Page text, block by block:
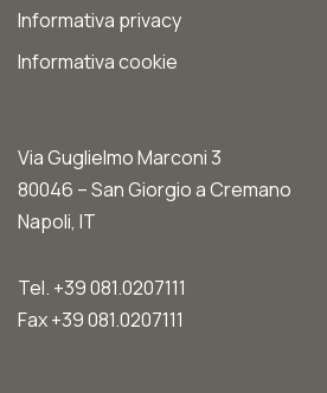
Via Guglielmo Marconi 3
80046 – San Giorgio a Cremano
Napoli, IT
Tel. +39 081.0207111
Fax +39 081.0207111
Informativa privacy
Informativa cookie